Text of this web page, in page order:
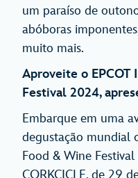
um paraíso de
abóboras
muito mais.
Aproveite o
Festival 2024,
Embarque em uma
degustação mundial
Food & Wine
CORKCICLE, de 29